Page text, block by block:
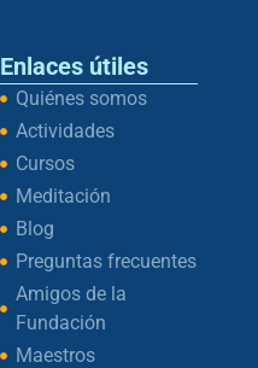
Enlaces útiles
Quiénes somos
Actividades
Cursos
Meditación
Blog
Preguntas frecuentes
Amigos de la
Fundación
Maestros